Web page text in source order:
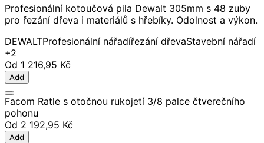
Profesionální kotoučová pila Dewalt 305mm s 48 zuby
pro řezání dřeva i materiálů s hřebíky. Odolnost a výkon.
DEWALTProfesionální nářadířezání dřevaStavební nářadí
+2
Od 1 216,95 Kč
Add
Facom Ratle s otočnou rukojetí 3/8 palce čtverečního
pohonu
Od 2 192,95 Kč
Add